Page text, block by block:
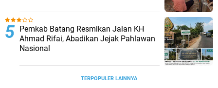
Pemkab Batang Resmikan Jalan KH
Ahmad Rifai, Abadikan Jejak Pahlawan
Nasional
TERPOPULER LAINNYA